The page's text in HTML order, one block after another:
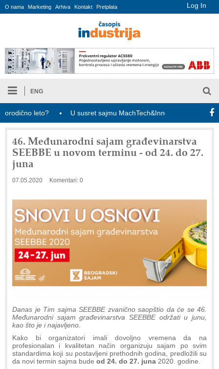
Log In
O nama Marketing Arhiva Kontakt Pretplata
ENG
leto? U susret sajmu MachTech&InnoTech: ulaznice za
46. Međunarodni sajam građevinarstva
SEEBBE u novom terminu - od 24. do 27.
juna
07.05.2020 Komentari: 0
Danas je Tim sajma SEEBBE zvanično saopštio da će se 46.
Međunarodni sajam građevinarstva SEEBBE održati u junu,
kao što je i najavljeno.
Kako bi organizatori imali dovoljno vremena da na
profesionalan i kvalitetan način organizuju sajam po svim
standardima koji su postavljeni prethodnih godina, predložili su
da novi termin sajma bude od 24. do 27. juna 2020. godine.